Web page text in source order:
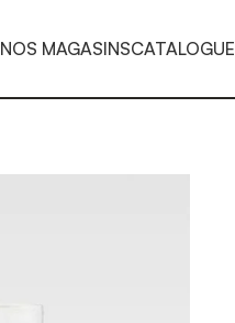
NOS MAGASINSCATALOGUE